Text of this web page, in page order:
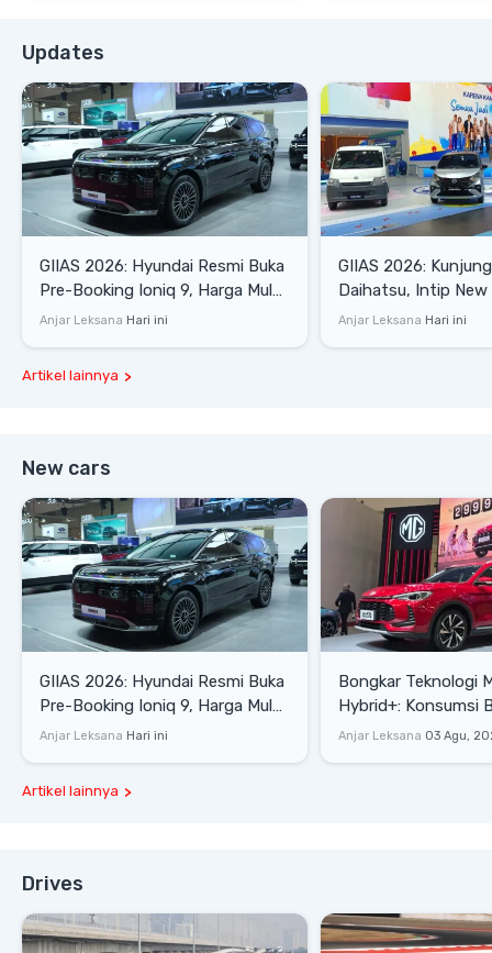
Updates
GIIAS 2026: Hyundai Resmi Buka
Pre-Booking Ioniq 9, Harga Mulai
Rp1,49 Miliar
Anjar Leksana Hari ini
GIIAS 2026:
Daihatsu, Intip New
SE hingga Gran
Anjar Leksana Hari ini
Artikel lainnya
New cars
GIIAS 2026: Hyundai Resmi Buka
Pre-Booking Ioniq 9, Harga Mulai
Rp1,49 Miliar
Anjar Leksana Hari ini
Bongkar Teknologi
Hybrid+: Konsumsi
Tembus 27,7 Km/
Anjar Leksana 03 Agu,
Artikel lainnya
Drives